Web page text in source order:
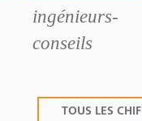
ingénieurs-
conseils
TOUS LES